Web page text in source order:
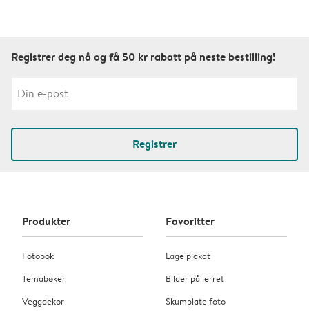
Registrer deg nå og få 50 kr rabatt på neste bestilling!
Registrer
Produkter
Fotobok
Temabøker
Veggdekor
Favoritter
Lage plakat
Bilder på lerret
Skumplate foto